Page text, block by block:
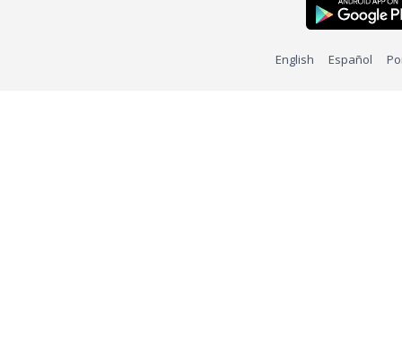
English Español